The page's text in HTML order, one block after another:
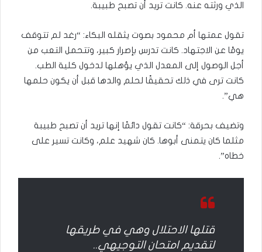
الذي ورثته عنه. كانت تريد أن تصبح طبيبة.
تقول عمتها أم محمود بصوت يثقله البكاء: “رغد لم تتوقف
يومًا عن الاجتهاد. كانت تدرس بإصرار كبير، وتتحمل التعب من
أجل الوصول إلى المعدل الذي يؤهلها لدخول كلية الطب.
كانت ترى في ذلك تحقيقًا لحلم والدها قبل أن يكون حلمها
هي”.
وتضيف بحرقة: “كانت تقول دائمًا إنها تريد أن تصبح طبيبة
مثلما كان يتمنى أبوها. كان شهيد علم، وكانت تسير على
خطاه”.
قتلها الاحتلال وهي في طريقها
لتقديم امتحان التوجيهي..